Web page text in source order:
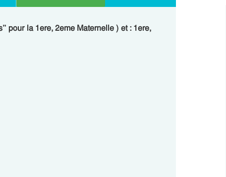
pour la 1ere, 2eme Maternelle ) et : 1ere,